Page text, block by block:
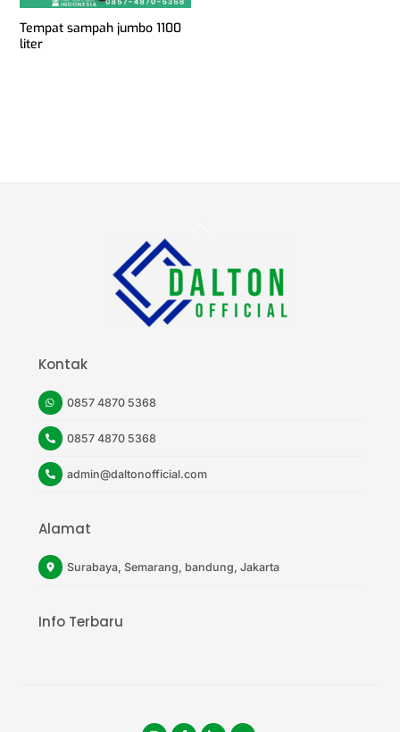
Tempat sampah jumbo 1100
liter
Kontak
0857 4870 5368
0857 4870 5368
admin@daltonofficial.com
Alamat
Surabaya, Semarang, bandung, Jakarta
Info Terbaru